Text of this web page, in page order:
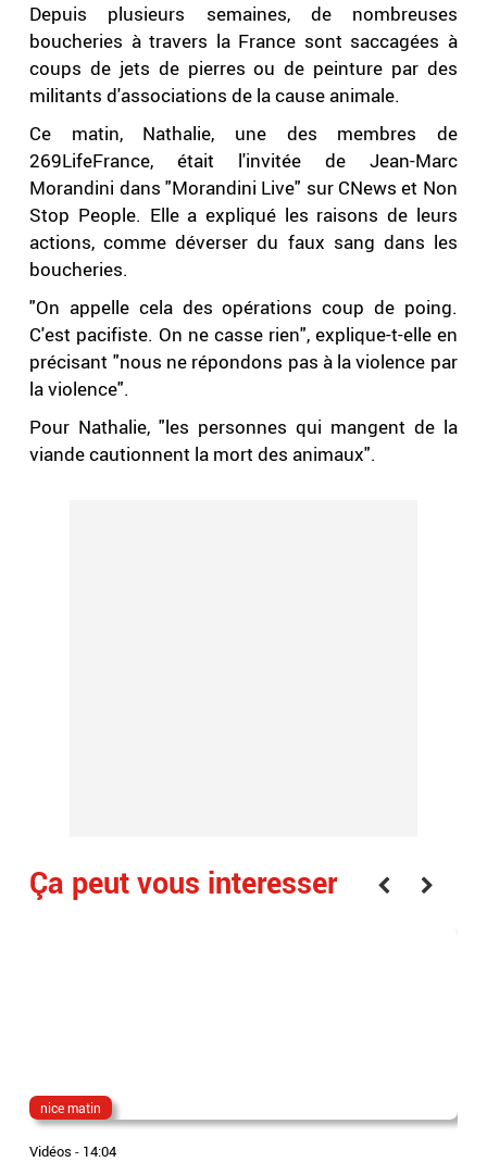
Depuis plusieurs semaines, de nombreuses
boucheries à travers la France sont saccagées à
coups de jets de pierres ou de peinture par des
militants d'associations de la cause animale.
Ce matin, Nathalie, une des membres de
269LifeFrance, était l'invitée de Jean-Marc
Morandini dans "Morandini Live" sur CNews et Non
Stop People. Elle a expliqué les raisons de leurs
actions, comme déverser du faux sang dans les
boucheries.
"On appelle cela des opérations coup de poing.
C'est pacifiste. On ne casse rien", explique-t-elle en
précisant "nous ne répondons pas à la violence par
la violence".
Pour Nathalie, "les personnes qui mangent de la
viande cautionnent la mort des animaux".
Ça peut vous interesser
nice matin
Vidéos - 14:04